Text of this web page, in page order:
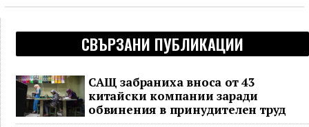
СВЪРЗАНИ ПУБЛИКАЦИИ
САЩ забраниха вноса от 43
китайски компании заради
обвинения в принудителен труд